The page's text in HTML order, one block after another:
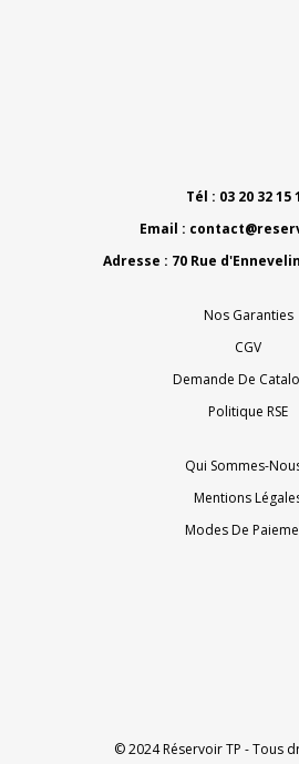
Tél : 03 20 32 15
Email :
Adresse : 70 Rue
Nos Garanties
CGV
Demande De
Politique RSE
Qui Sommes-
Mentions
Modes De
© 2024 Réservoir TP - Tous